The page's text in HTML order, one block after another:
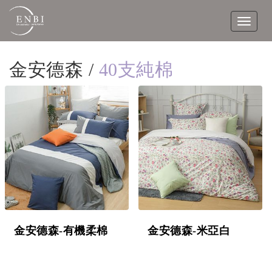
Toggle
金安德森 / 40支純棉
金安德森-有機柔棉 金安德森-米亞白